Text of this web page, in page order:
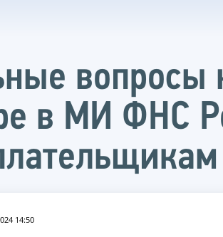
вопросы
в МИ ФНС
14:50